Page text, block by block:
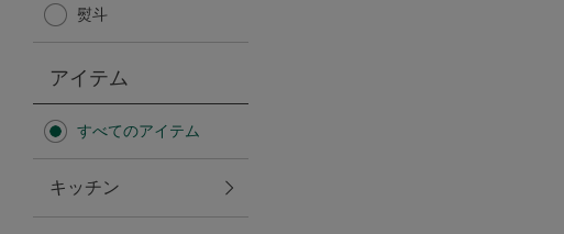
保冷バッグ
無重力シリーズ
熨斗
アイテム
すべてのアイテム
キッチン